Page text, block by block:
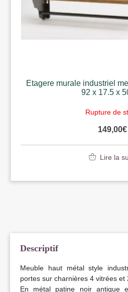
Etagere murale industriel
92 x 17.5 x
Rupture de
149,00€
Lire la
Descriptif
Meuble haut métal style
portes sur charnières 4 vitrées et
En métal patine noir antique